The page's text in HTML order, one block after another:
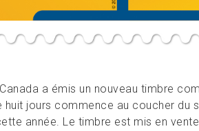
a émis un nouveau timbre
huit jours commence au coucher du
année. Le timbre est mis en